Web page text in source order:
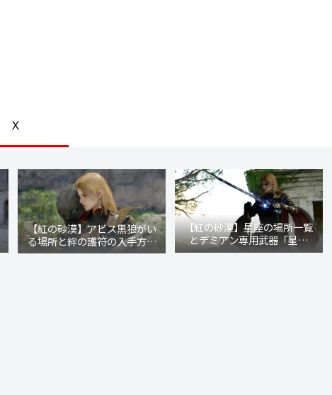
Ｘ
【紅の砂漠】アビス黒狼がい
る場所と絆の護符の入手方法
【レイシーの秘密商店】
【紅の砂漠】星座の場所一覧
とデミアン専用武器「星の
剣」の入手クエスト発生条件